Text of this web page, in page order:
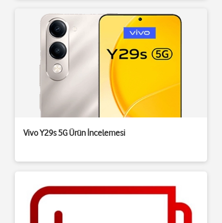
Vivo Y29s 5G Ürün İncelemesi